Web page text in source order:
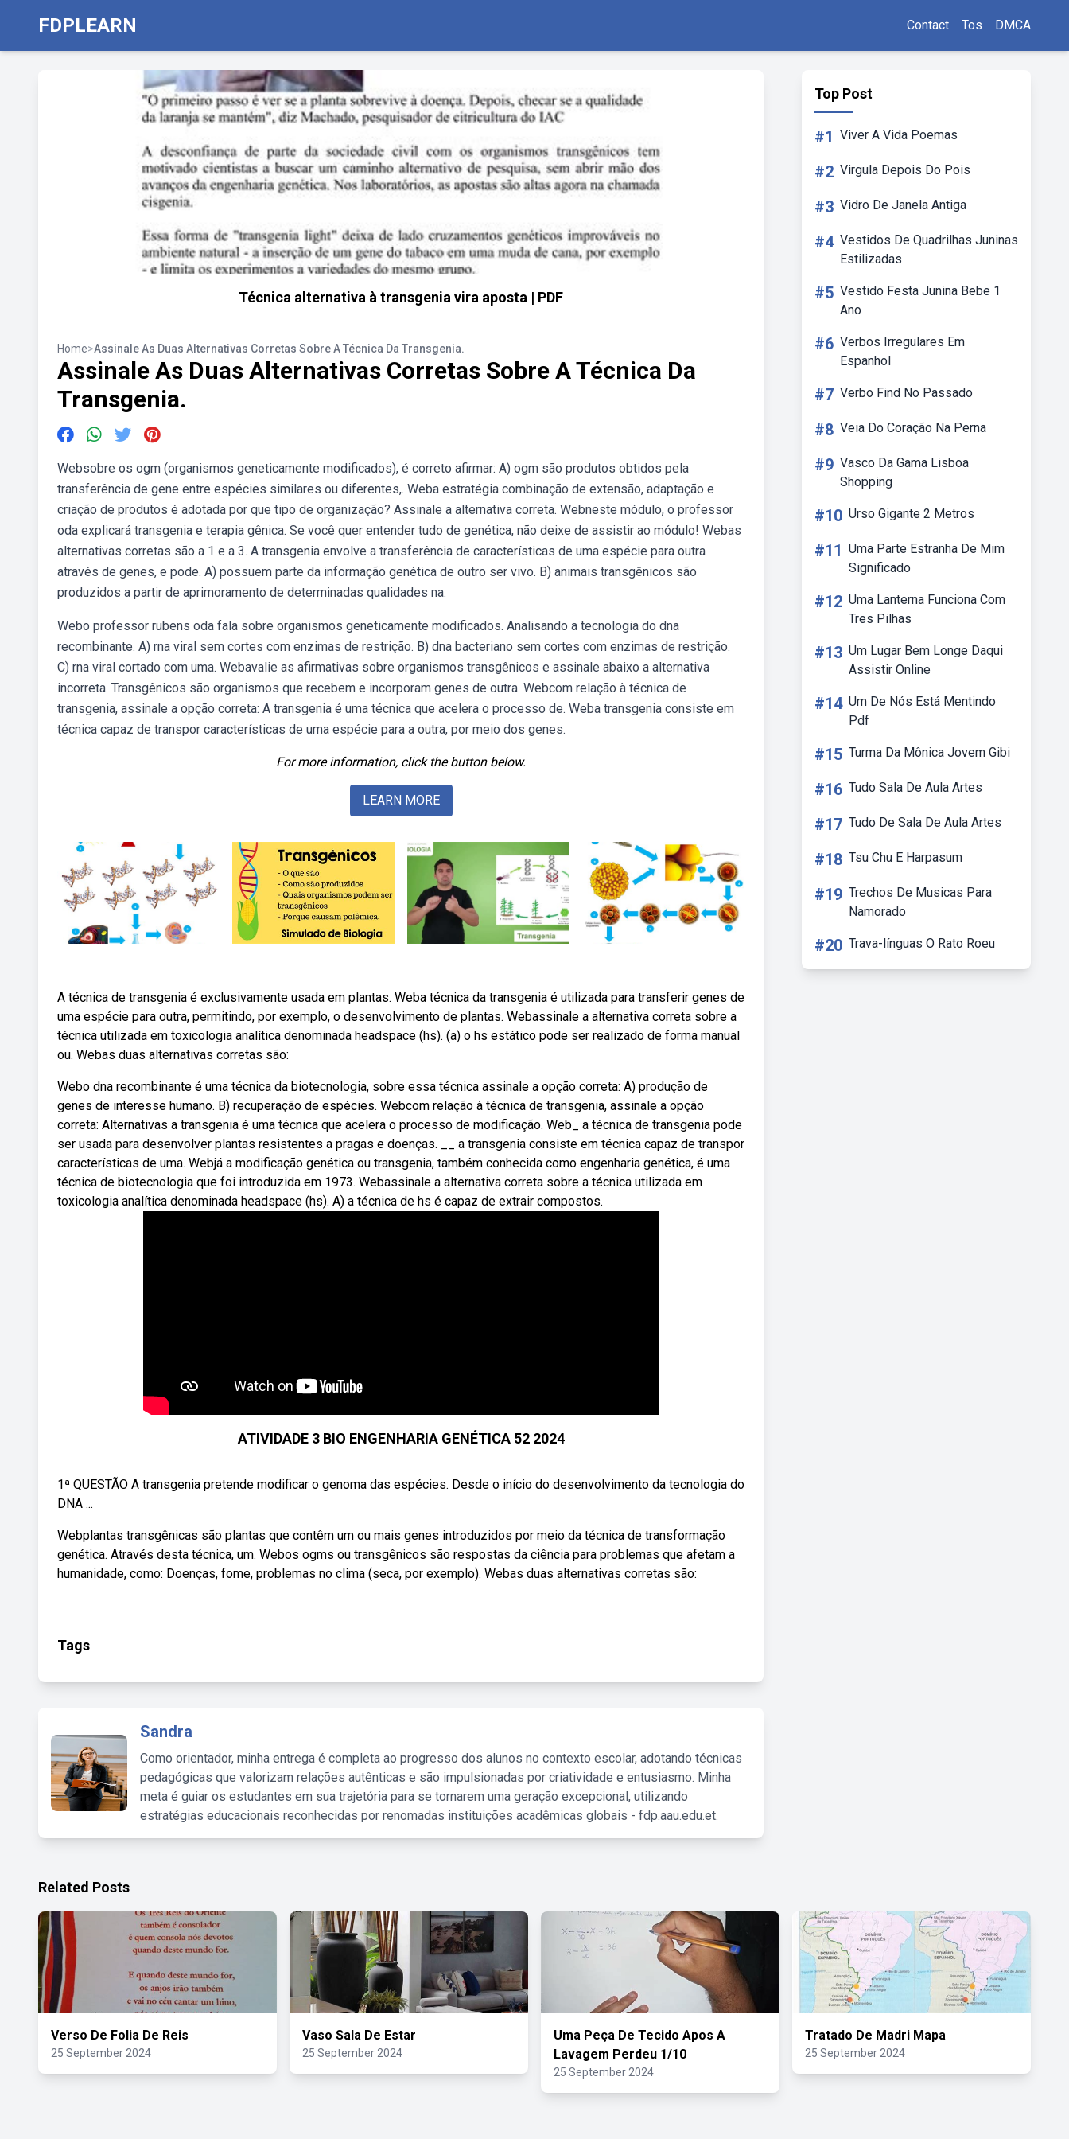
FDPLEARN Contact Tos DMCA
Técnica alternativa à transgenia vira aposta | PDF
Home>Assinale As Duas Alternativas Corretas Sobre A Técnica Da Transgenia.
Assinale As Duas Alternativas Corretas Sobre A Técnica Da
Transgenia.
Websobre os ogm (organismos geneticamente modificados), é correto afirmar: A) ogm são produtos obtidos pela
transferência de gene entre espécies similares ou diferentes,. Weba estratégia combinação de extensão, adaptação e
criação de produtos é adotada por que tipo de organização? Assinale a alternativa correta. Webneste módulo, o professor
oda explicará transgenia e terapia gênica. Se você quer entender tudo de genética, não deixe de assistir ao módulo! Webas
alternativas corretas são a 1 e a 3. A transgenia envolve a transferência de características de uma espécie para outra
através de genes, e pode. A) possuem parte da informação genética de outro ser vivo. B) animais transgênicos são
produzidos a partir de aprimoramento de determinadas qualidades na.
Webo professor rubens oda fala sobre organismos geneticamente modificados. Analisando a tecnologia do dna
recombinante. A) rna viral sem cortes com enzimas de restrição. B) dna bacteriano sem cortes com enzimas de restrição.
C) rna viral cortado com uma. Webavalie as afirmativas sobre organismos transgênicos e assinale abaixo a alternativa
incorreta. Transgênicos são organismos que recebem e incorporam genes de outra. Webcom relação à técnica de
transgenia, assinale a opção correta: A transgenia é uma técnica que acelera o processo de. Weba transgenia consiste em
técnica capaz de transpor características de uma espécie para a outra, por meio dos genes.
For more information, click the button below.
LEARN MORE
A técnica de transgenia é exclusivamente usada em plantas. Weba técnica da transgenia é utilizada para transferir genes de
uma espécie para outra, permitindo, por exemplo, o desenvolvimento de plantas. Webassinale a alternativa correta sobre a
técnica utilizada em toxicologia analítica denominada headspace (hs). (a) o hs estático pode ser realizado de forma manual
ou. Webas duas alternativas corretas são:
Webo dna recombinante é uma técnica da biotecnologia, sobre essa técnica assinale a opção correta: A) produção de
genes de interesse humano. B) recuperação de espécies. Webcom relação à técnica de transgenia, assinale a opção
correta: Alternativas a transgenia é uma técnica que acelera o processo de modificação. Web_ a técnica de transgenia pode
ser usada para desenvolver plantas resistentes a pragas e doenças. __ a transgenia consiste em técnica capaz de transpor
características de uma. Webjá a modificação genética ou transgenia, também conhecida como engenharia genética, é uma
técnica de biotecnologia que foi introduzida em 1973. Webassinale a alternativa correta sobre a técnica utilizada em
toxicologia analítica denominada headspace (hs). A) a técnica de hs é capaz de extrair compostos.
ATIVIDADE 3 BIO ENGENHARIA GENÉTICA 52 2024
1ª QUESTÃO A transgenia pretende modificar o genoma das espécies. Desde o início do desenvolvimento da tecnologia do
DNA ...
Webplantas transgênicas são plantas que contêm um ou mais genes introduzidos por meio da técnica de transformação
genética. Através desta técnica, um. Webos ogms ou transgênicos são respostas da ciência para problemas que afetam a
humanidade, como: Doenças, fome, problemas no clima (seca, por exemplo). Webas duas alternativas corretas são:
Tags
Sandra
Como orientador, minha entrega é completa ao progresso dos alunos no contexto escolar, adotando técnicas
pedagógicas que valorizam relações autênticas e são impulsionadas por criatividade e entusiasmo. Minha
meta é guiar os estudantes em sua trajetória para se tornarem uma geração excepcional, utilizando
estratégias educacionais reconhecidas por renomadas instituições acadêmicas globais - fdp.aau.edu.et.
Top Post
#1 Viver A Vida Poemas
#2 Virgula Depois Do Pois
#3 Vidro De Janela Antiga
#4 Vestidos De Quadrilhas Juninas
Estilizadas
#5 Vestido Festa Junina Bebe 1
Ano
#6 Verbos Irregulares Em
Espanhol
#7 Verbo Find No Passado
#8 Veia Do Coração Na Perna
#9 Vasco Da Gama Lisboa
Shopping
#10 Urso Gigante 2 Metros
#11 Uma Parte Estranha De Mim
Significado
#12 Uma Lanterna Funciona Com
Tres Pilhas
#13 Um Lugar Bem Longe Daqui
Assistir Online
#14 Um De Nós Está Mentindo
Pdf
#15 Turma Da Mônica Jovem Gibi
#16 Tudo Sala De Aula Artes
#17 Tudo De Sala De Aula Artes
#18 Tsu Chu E Harpasum
#19 Trechos De Musicas Para
Namorado
#20 Trava-línguas O Rato Roeu
Related Posts
Verso De Folia De Reis
25 September 2024
Vaso Sala De Estar
25 September 2024
Uma Peça De Tecido Apos A
Lavagem Perdeu 1/10
25 September 2024
Tratado De Madri Mapa
25 September 2024